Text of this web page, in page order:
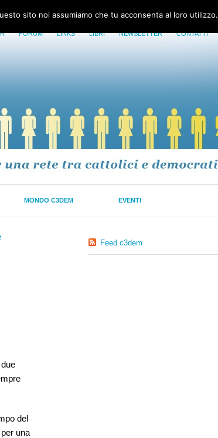
FORUM LINKS LIBRI NEWSLETTER CONTATTI
MONDO C3DEM EVENTI
del
una
Feed c3dem
sito noi assumiamo che tu acconsenta al loro utilizzo.